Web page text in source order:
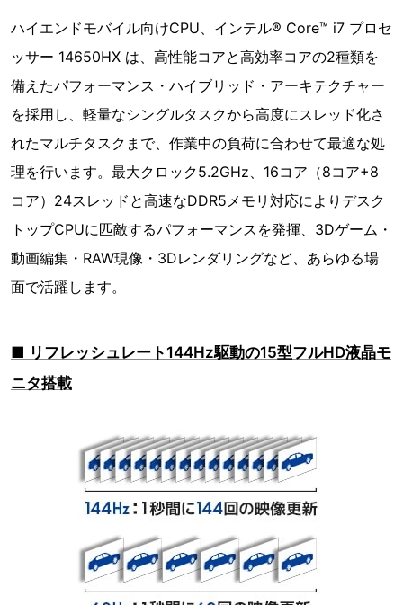
ハイエンドモバイル向けCPU、インテル® Core™ i7 プロセ
ッサー 14650HX は、高性能コアと高効率コアの2種類を
備えたパフォーマンス・ハイブリッド・アーキテクチャー
を採用し、軽量なシングルタスクから高度にスレッド化さ
れたマルチタスクまで、作業中の負荷に合わせて最適な処
理を行います。最大クロック5.2GHz、16コア（8コア+8
コア）24スレッドと高速なDDR5メモリ対応によりデスク
トップCPUに匹敵するパフォーマンスを発揮、3Dゲーム・
動画編集・RAW現像・3Dレンダリングなど、あらゆる場
面で活躍します。
■ リフレッシュレート144Hz駆動の15型フルHD液晶モ
ニタ搭載